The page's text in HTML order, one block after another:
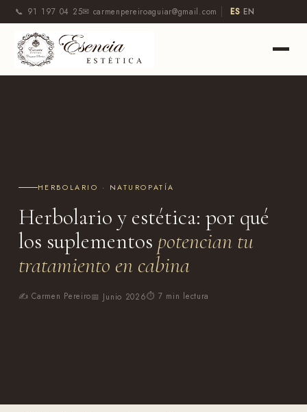
📞 91 197 04 25✉ carmenpereiroaguiar@gmail.com ES·EN
HERBOLARIO · NATUROPATÍA
Herbolario y estética: por qué
los suplementos potencian tu
tratamiento en cabina
✍ Carmen Pereiro📅 Junio 2026⏱ 7 min lectura